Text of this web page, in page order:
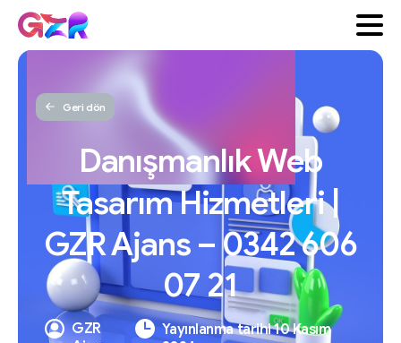
Geri dön
DanışmanlıkWeb
TasarımHizmetleri|
GZRAjans – 0342606
0721
GZR
Yayınlanma tarihi 10 Kasım